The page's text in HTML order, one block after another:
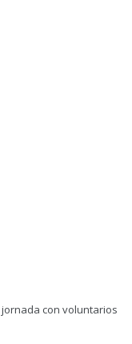
con voluntarios